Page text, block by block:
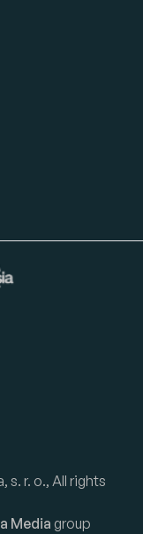
s. r. o., All rights
Media group